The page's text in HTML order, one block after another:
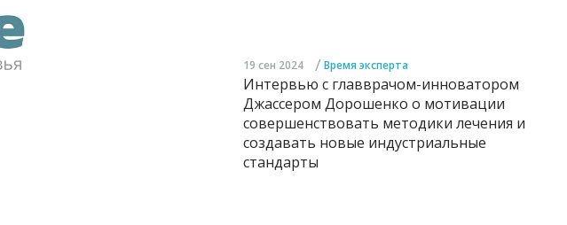
19 сен 2024 / Время эксперта
Интервью с главврачом-инноватором
Джассером Дорошенко о мотивации
совершенствовать методики лечения и
создавать новые индустриальные
стандарты